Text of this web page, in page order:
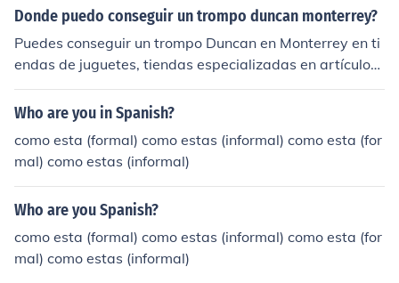
das físicas de deportes o calzado en tu localidad. Te re
antes de realizar tu compra.
Donde puedo conseguir un trompo duncan monterrey?
Puedes conseguir un trompo Duncan en Monterrey en ti
endas de juguetes, tiendas especializadas en artículos
de fiesta o en algunas grandes cadenas de supermerca
dos. También puedes buscar en línea en plataformas d
en la página oficial de Duncan. Además, algunas tienda
s de deportes y recreación podrían tener este tipo de ju
guetes.
Who are you in Spanish?
como esta (formal) como estas (informal) como esta (for
mal) como estas (informal)
Who are you Spanish?
como esta (formal) como estas (informal) como esta (for
mal) como estas (informal)